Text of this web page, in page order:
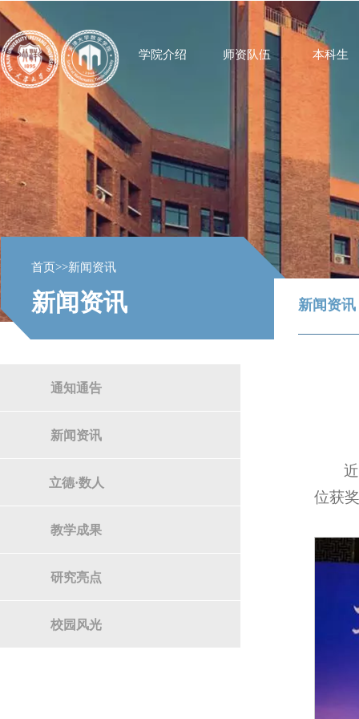
学院介绍 师资队伍 本科生
首页>>新闻资讯
新闻资讯
通知通告
新闻资讯
立德·数人
教学成果
研究亮点
校园风光
新闻资讯
位获